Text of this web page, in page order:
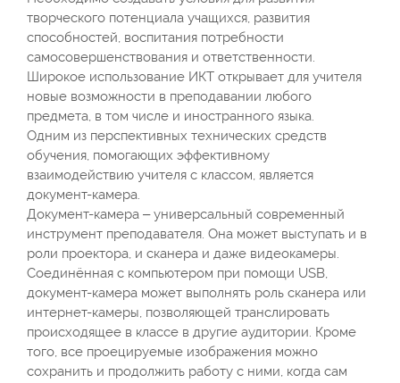
творческого потенциала учащихся, развития
способностей, воспитания потребности
самосовершенствования и ответственности.
Широкое использование ИКТ открывает для учителя
новые возможности в преподавании любого
предмета, в том числе и иностранного языка.
Одним из перспективных технических средств
обучения, помогающих эффективному
взаимодействию учителя с классом, является
документ-камера.
Документ-камера – универсальный современный
инструмент преподавателя. Она может выступать и в
роли проектора, и сканера и даже видеокамеры.
Соединённая с компьютером при помощи USB,
документ-камера может выполнять роль сканера или
интернет-камеры, позволяющей транслировать
происходящее в классе в другие аудитории. Кроме
того, все проецируемые изображения можно
сохранить и продолжить работу с ними, когда сам